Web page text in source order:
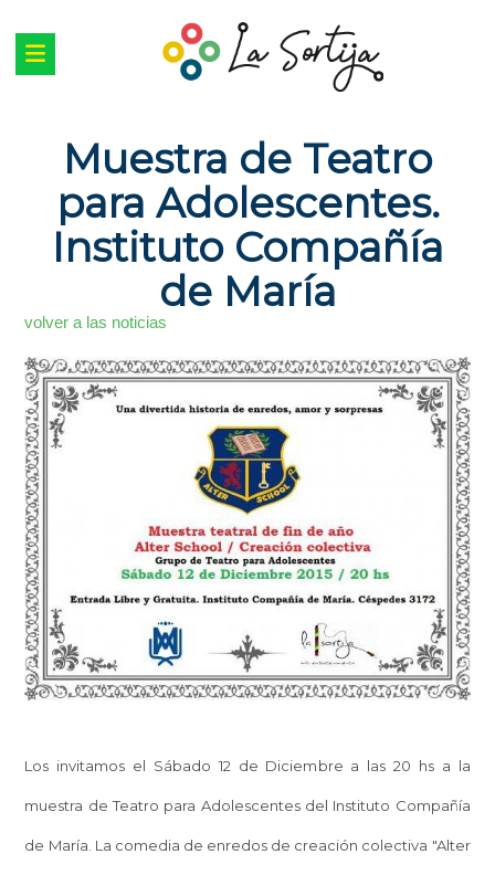
Muestra de Teatro
para Adolescentes.
Instituto Compañía
de María
volver a las noticias
Los invitamos el Sábado 12 de Diciembre a las 20 hs a la
muestra de Teatro para Adolescentes del Instituto Compañía
de María. La comedia de enredos de creación colectiva "Alter